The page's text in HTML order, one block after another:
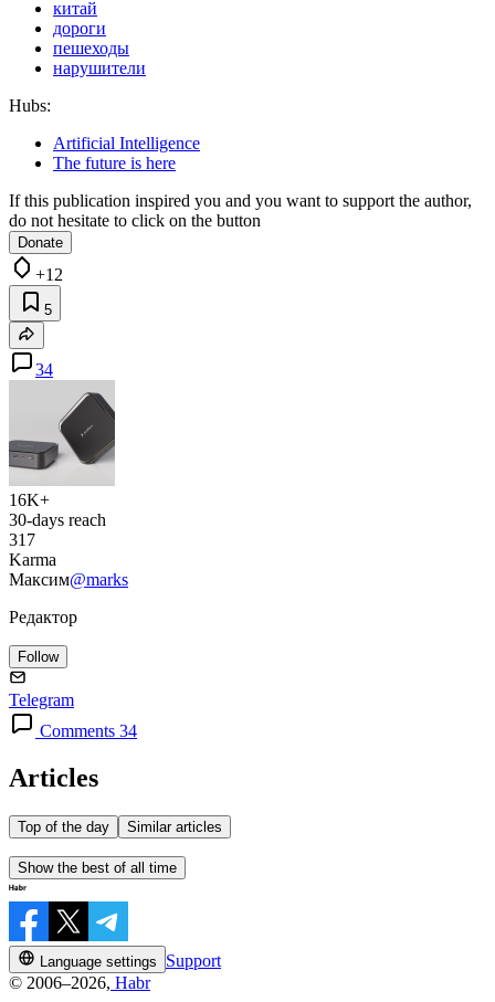
китай
дороги
пешеходы
нарушители
Hubs:
Artificial Intelligence
The future is here
If this publication inspired you and you want to support the author,
do not hesitate to click on the button
Donate
+12
5
34
16K+
30-days reach
317
Karma
Максим@marks
Редактор
Follow
Telegram
Comments 34
Articles
Top of the day Similar articles
Show the best of all time
Language settings
Support
© 2006–2026, Habr